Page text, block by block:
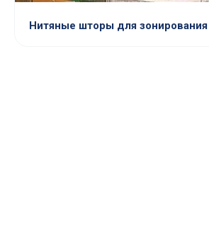
Нитяные шторы для зонирования